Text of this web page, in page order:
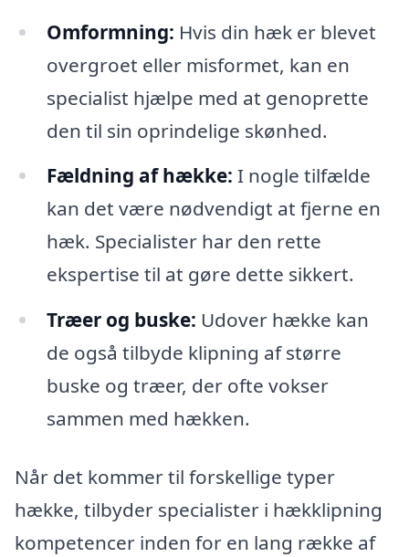
Omformning: Hvis din hæk er blevet
overgroet eller misformet, kan en
specialist hjælpe med at genoprette
den til sin oprindelige skønhed.
Fældning af hække: I nogle tilfælde
kan det være nødvendigt at fjerne en
hæk. Specialister har den rette
ekspertise til at gøre dette sikkert.
Træer og buske: Udover hække kan
de også tilbyde klipning af større
buske og træer, der ofte vokser
sammen med hækken.
Når det kommer til forskellige typer
hække, tilbyder specialister i hækklipning
kompetencer inden for en lang række af